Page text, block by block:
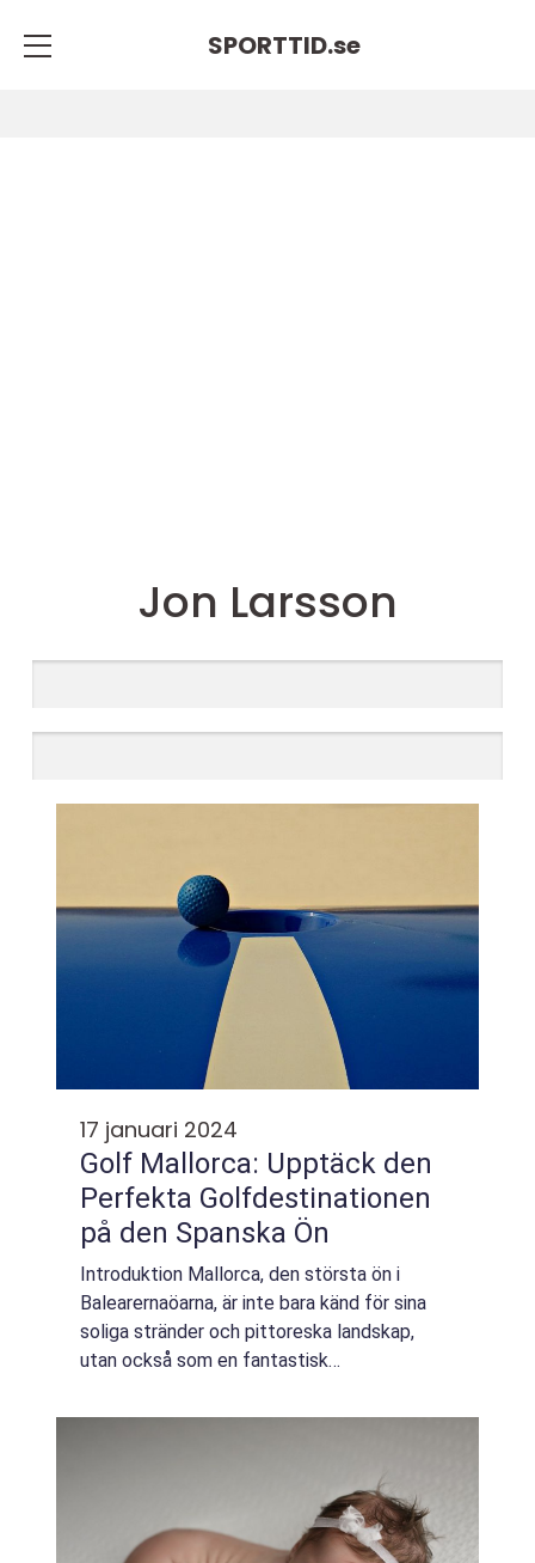
SPORTTID.se
Jon Larsson
17 januari 2024
Golf Mallorca: Upptäck den
Perfekta Golfdestinationen
på den Spanska Ön
Introduktion Mallorca, den största ön i
Balearernaöarna, är inte bara känd för sina
soliga stränder och pittoreska landskap,
utan också som en fantastisk
medelhavsklimat, mångfald av golfbanor och